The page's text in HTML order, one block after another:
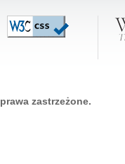
zastrzeżone.